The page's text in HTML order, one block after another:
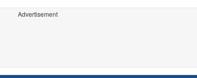
Advertisement